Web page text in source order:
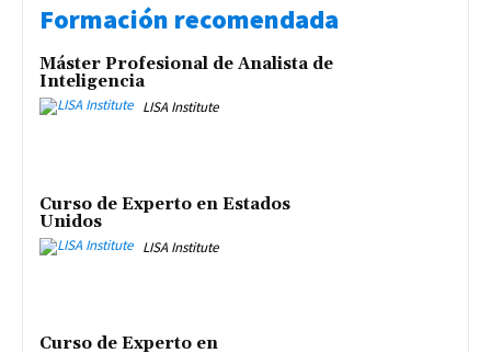
Formación recomendada
Máster Profesional de Analista de
Inteligencia
LISA Institute
Curso de Experto en Estados
Unidos
LISA Institute
Curso de Experto en